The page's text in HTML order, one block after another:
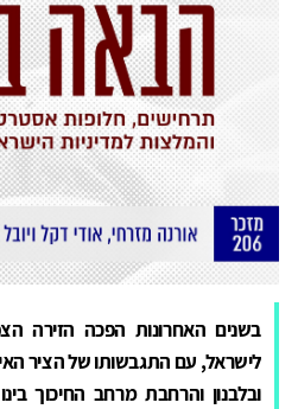
בשנים האחרונות הפכה הזירה
לישראל, עם התגבשותו של הציר
ובלבנון והרחבת מרחב החיכוך